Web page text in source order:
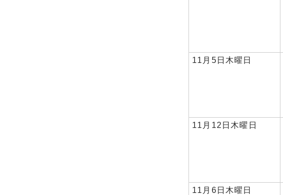
11月5日木曜日
11月12日木曜日
11月6日木曜日